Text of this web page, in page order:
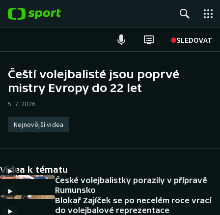
SLEDOVAT
Hokej
Atletika
DALŠÍ SPORTY
Americký fotbal
NEPŘEHLÉDNĚTE
Čeští volejbalisté jsou poprvé
mistry Evropy do 22 let
5. 7. 2026
Nejnovější videa
Videa k tématu
České volejbalistky porazily v přípravě
Rumunsko
Blokař Zajíček se po necelém roce vrací
do volejbalové reprezentace